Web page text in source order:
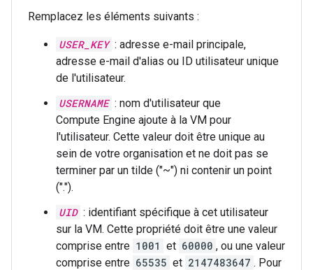
Remplacez les éléments suivants :
USER_KEY : adresse e-mail principale,
adresse e-mail d'alias ou ID utilisateur unique
de l'utilisateur.
USERNAME : nom d'utilisateur que
Compute Engine ajoute à la VM pour
l'utilisateur. Cette valeur doit être unique au
sein de votre organisation et ne doit pas se
terminer par un tilde ("~") ni contenir un point
(".").
UID : identifiant spécifique à cet utilisateur
sur la VM. Cette propriété doit être une valeur
comprise entre 1001 et 60000 , ou une valeur
comprise entre 65535 et 2147483647 . Pour